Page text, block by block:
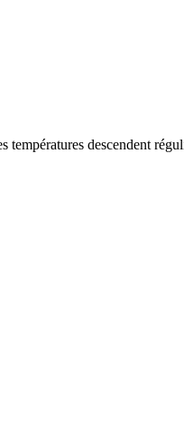
descendent